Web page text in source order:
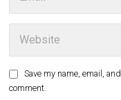
Save my name, email,
comment.